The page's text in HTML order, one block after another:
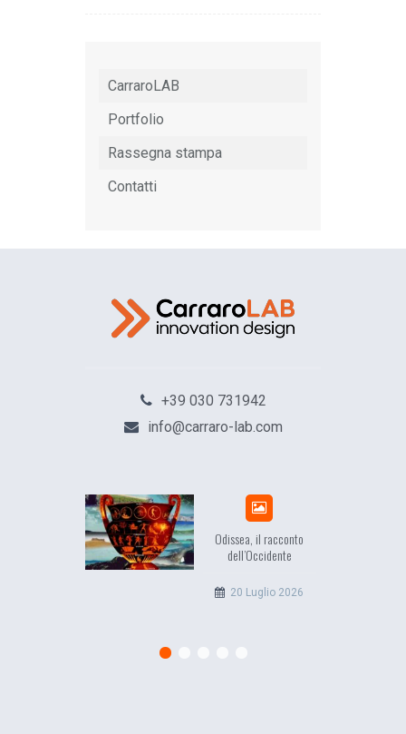
CarraroLAB
Portfolio
Rassegna stampa
Contatti
+39 030 731942
info@carraro-lab.com
Odissea, il racconto
dell’Occidente
20 Luglio 2026